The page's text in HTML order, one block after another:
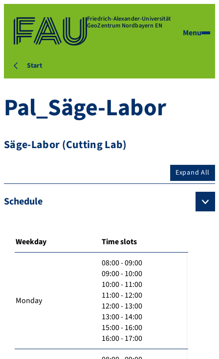
Friedrich-Alexander-Universität
GeoZentrum Nordbayern EN
Menu
Start
Pal_Säge-Labor
Säge-Labor (Cutting Lab)
Expand All
Schedule
Weekday Time slots
Monday
08:00 - 09:00
09:00 - 10:00
10:00 - 11:00
11:00 - 12:00
12:00 - 13:00
13:00 - 14:00
15:00 - 16:00
16:00 - 17:00